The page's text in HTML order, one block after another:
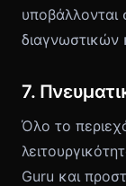
υποβάλλονται
διαγνωστικών
7.
Όλο το
Guru και